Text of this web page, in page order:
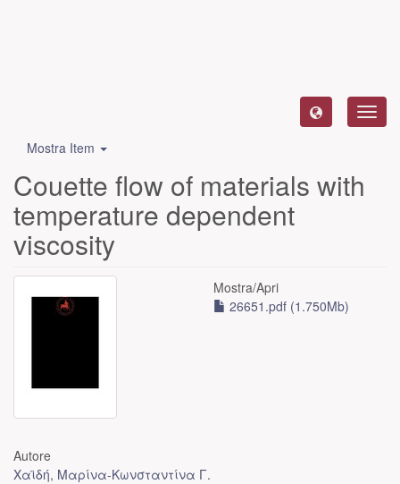
Mostra Item
Couette flow of materials with
temperature dependent
viscosity
Mostra/Apri
26651.pdf (1.750Mb)
Autore
Χαϊδή, Μαρίνα-Κωνσταντίνα Γ.